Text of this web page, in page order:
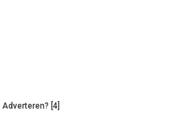
Adverteren? [4]